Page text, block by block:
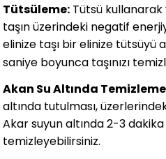
Tütsüleme: Tütsü
taşın üzerindeki negatif
elinize taşı bir elinize tütsüyü
saniye boyunca taşınızı
Akan Su Altında
altında tutulması,
Akar suyun altında 2-3 dakika
temizleyebilirsiniz.